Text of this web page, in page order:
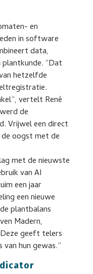
en
in software
data,
“Dat
hetzelfde
vertelt René
de
Vrijwel een direct
oogst met de
met de nieuwste
van AI
een jaar
een nieuwe
plantbalans
Madern,
geeft telers
hun gewas.”